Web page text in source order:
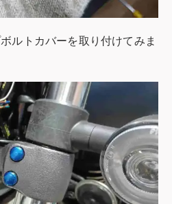
ルトカバーを取り付けてみま